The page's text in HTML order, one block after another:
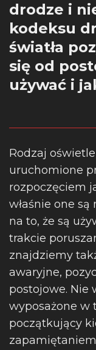
drodze i
kodeksu
światła
się od
używać i
Rodzaj
uruchomione
rozpoczęciem
właśnie one
na to, że są
trakcie
znajdziemy
awaryjne,
postojowe. Nie
wyposażone w
początkujący